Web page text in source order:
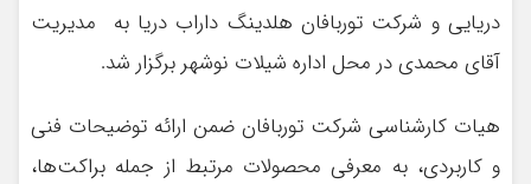
دریایی و شرکت توربافان هلدینگ داراب دریا به مدیریت
آقای محمدی در محل اداره شیلات نوشهر برگزار شد.
هیات کارشناسی شرکت توربافان ضمن ارائه توضیحات فنی
و کاربردی، به معرفی محصولات مرتبط از جمله براکت‌ها،